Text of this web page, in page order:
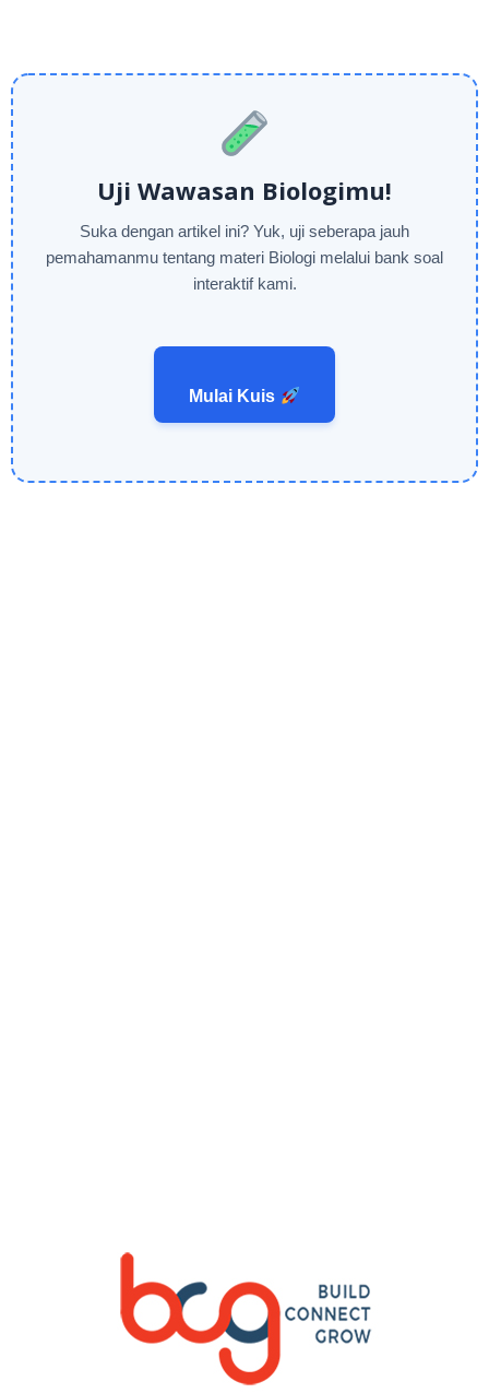
Uji Wawasan Biologimu!
Suka dengan artikel ini? Yuk, uji seberapa jauh
pemahamanmu tentang materi Biologi melalui bank soal
interaktif kami.
Mulai Kuis